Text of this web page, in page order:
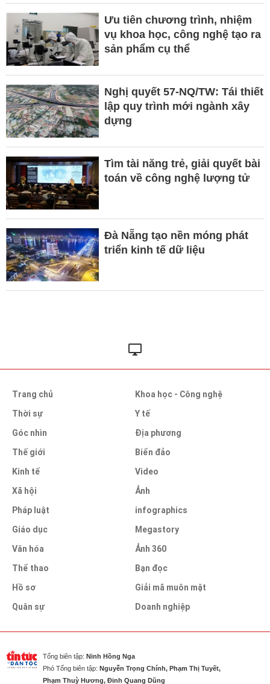
Ưu tiên chương trình, nhiệm
vụ khoa học, công nghệ tạo ra
sản phẩm cụ thể
Nghị quyết 57-NQ/TW: Tái thiết
lập quy trình mới ngành xây
dựng
Tìm tài năng trẻ, giải quyết bài
toán về công nghệ lượng tử
Đà Nẵng tạo nền móng phát
triển kinh tế dữ liệu
Trang chủ
Thời sự
Góc nhìn
Thế giới
Kinh tế
Xã hội
Pháp luật
Giáo dục
Văn hóa
Thể thao
Hồ sơ
Quân sự
Khoa học - Công nghệ
Y tế
Địa phương
Biển đảo
Video
Ảnh
infographics
Megastory
Ảnh 360
Bạn đọc
Giải mã muôn mặt
Doanh nghiệp
Tổng biên tập: Ninh Hồng Nga
Phó Tổng biên tập: Nguyễn Trọng Chính, Phạm Thị Tuyết,
Phạm Thuỳ Hương, Đinh Quang Dũng